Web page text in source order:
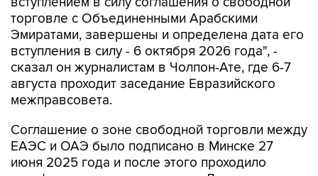
торговле с Объединенными Арабскими
Эмиратами, завершены и определена дата его
вступления в силу - 6 октября 2026 года", -
сказал он журналистам в Чолпон-Ате, где 6-7
августа проходит заседание Евразийского
межправсовета.
Соглашение о зоне свободной торговли между
ЕАЭС и ОАЭ было подписано в Минске 27
июня 2025 года и после этого проходило